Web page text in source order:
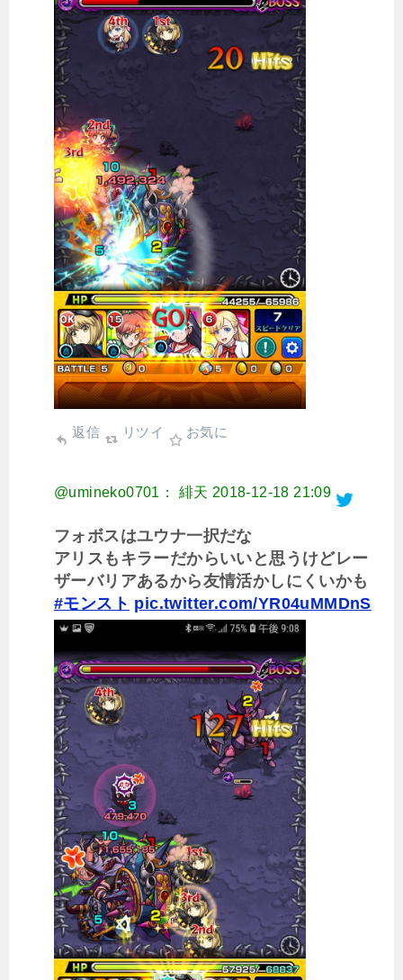
返信 リツイ お気に
@umineko0701： 緋天 2018-12-18 21:09
フォボスはユウナ一択だな
アリスもキラーだからいいと思うけどレー
ザーバリアあるから友情活かしにくいかも
#モンスト pic.twitter.com/YR04uMMDnS